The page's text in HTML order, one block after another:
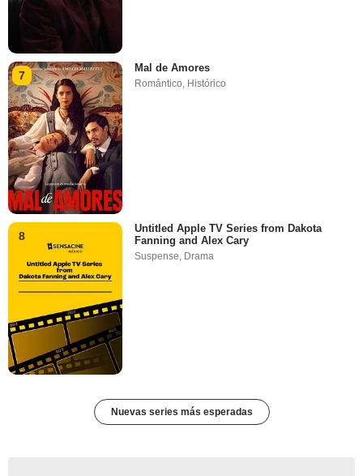
7
Mal de Amores
Romántico Histórico
8
Untitled Apple TV Series from Dakota
Fanning and Alex Cary
Suspense, Drama
Nuevas series más esperadas